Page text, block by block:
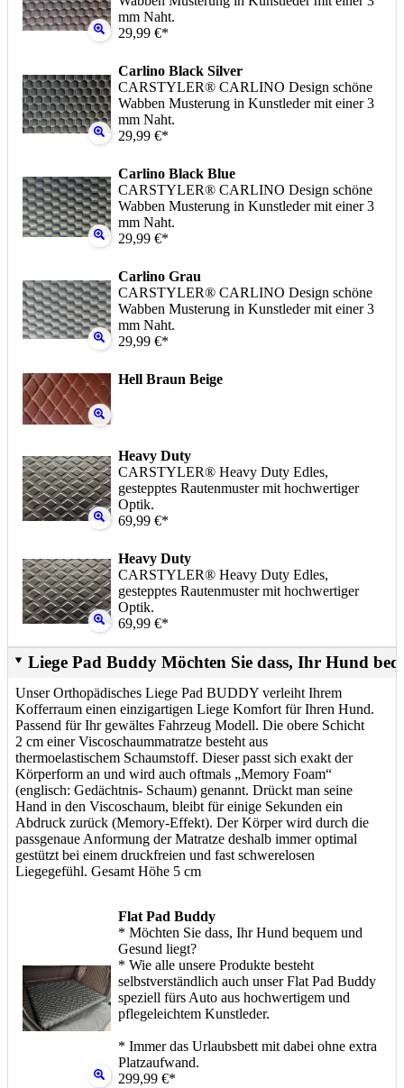
mm Naht.
29,99 €*
Carlino Black Silver
CARSTYLER® CARLINO Design schöne
Wabben Musterung in Kunstleder mit einer 3
mm Naht.
29,99 €*
Carlino Black Blue
CARSTYLER® CARLINO Design schöne
Wabben Musterung in Kunstleder mit einer 3
mm Naht.
29,99 €*
Carlino Grau
CARSTYLER® CARLINO Design schöne
Wabben Musterung in Kunstleder mit einer 3
mm Naht.
29,99 €*
Hell Braun Beige
Heavy Duty
CARSTYLER® Heavy Duty Edles,
gestepptes Rautenmuster mit hochwertiger
Optik.
69,99 €*
Heavy Duty
CARSTYLER® Heavy Duty Edles,
gestepptes Rautenmuster mit hochwertiger
Optik.
69,99 €*
Liege Pad Buddy Möchten Sie dass, Ihr Hund
Unser Orthopädisches Liege Pad BUDDY verleiht Ihrem
Kofferraum einen einzigartigen Liege Komfort für Ihren Hund.
Passend für Ihr gewältes Fahrzeug Modell. Die obere Schicht
2 cm einer Viscoschaummatratze besteht aus
thermoelastischem Schaumstoff. Dieser passt sich exakt der
Körperform an und wird auch oftmals „Memory Foam“
(englisch: Gedächtnis- Schaum) genannt. Drückt man seine
Hand in den Viscoschaum, bleibt für einige Sekunden ein
Abdruck zurück (Memory-Effekt). Der Körper wird durch die
passgenaue Anformung der Matratze deshalb immer optimal
gestützt bei einem druckfreien und fast schwerelosen
Liegegefühl. Gesamt Höhe 5 cm
Flat Pad Buddy
* Möchten Sie dass, Ihr Hund bequem und
Gesund liegt?
* Wie alle unsere Produkte besteht
selbstverständlich auch unser Flat Pad Buddy
speziell fürs Auto aus hochwertigem und
pflegeleichtem Kunstleder.
* Immer das Urlaubsbett mit dabei ohne extra
Platzaufwand.
299,99 €*